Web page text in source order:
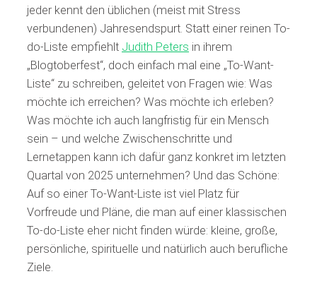
jeder kennt den üblichen (meist mit Stress
verbundenen) Jahresendspurt. Statt einer reinen To-
do-Liste empfiehlt Judith Peters in ihrem
„Blogtoberfest“, doch einfach mal eine „To-Want-
Liste“ zu schreiben, geleitet von Fragen wie: Was
möchte ich erreichen? Was möchte ich erleben?
Was möchte ich auch langfristig für ein Mensch
sein – und welche Zwischenschritte und
Lernetappen kann ich dafür ganz konkret im letzten
Quartal von 2025 unternehmen? Und das Schöne:
Auf so einer To-Want-Liste ist viel Platz für
Vorfreude und Pläne, die man auf einer klassischen
To-do-Liste eher nicht finden würde: kleine, große,
persönliche, spirituelle und natürlich auch berufliche
Ziele.